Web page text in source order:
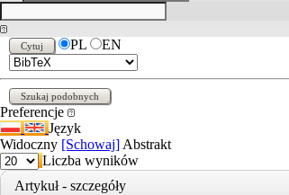
PL EN
Preferencje
Język
Widoczny [Schowaj] Abstrakt
Liczba wyników
Artykuł - szczegóły